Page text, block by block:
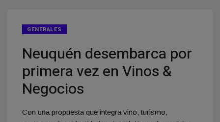
GENERALES
Neuquén desembarca por
primera vez en Vinos &
Negocios
Con una propuesta que integra vino, turismo,